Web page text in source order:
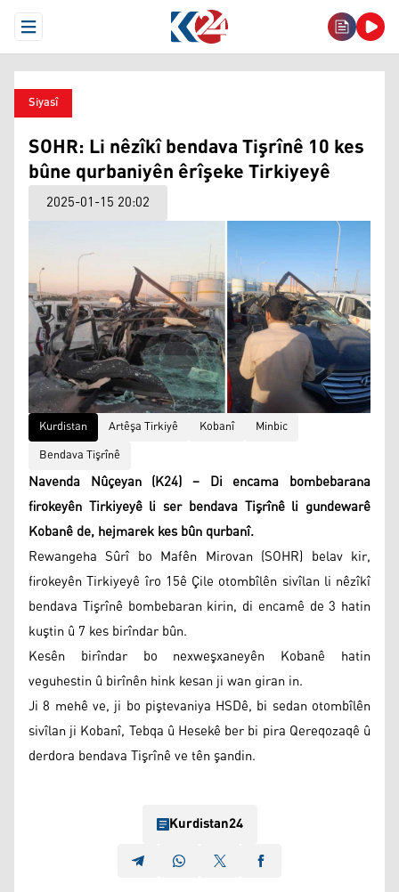
Open Menu
Siyasî
SOHR: Li nêzîkî bendava Tişrînê 10 kes
bûne qurbaniyên êrîşeke Tirkiyeyê
2025-01-15 20:02
Kurdistan Artêşa Tirkiyê Kobanî
Minbic
Bendava Tişrînê
Navenda Nûçeyan (K24) – Di encama bombebarana
firokeyên Tirkiyeyê li ser bendava Tişrînê li gundewarê
Kobanê de, hejmarek kes bûn qurbanî.
Rewangeha Sûrî bo Mafên Mirovan (SOHR) belav kir,
firokeyên Tirkiyeyê îro 15ê Çile otombîlên sivîlan li nêzîkî
bendava Tişrînê bombebaran kirin, di encamê de 3 hatin
kuştin û 7 kes birîndar bûn.
Kesên birîndar bo nexweşxaneyên Kobanê hatin
veguhestin û birînên hink kesan ji wan giran in.
Ji 8 mehê ve, ji bo piştevaniya HSDê, bi sedan otombîlên
sivîlan ji Kobanî, Tebqa û Hesekê ber bi pira Qereqozaqê û
derdora bendava Tişrînê ve tên şandin.
Kurdistan24